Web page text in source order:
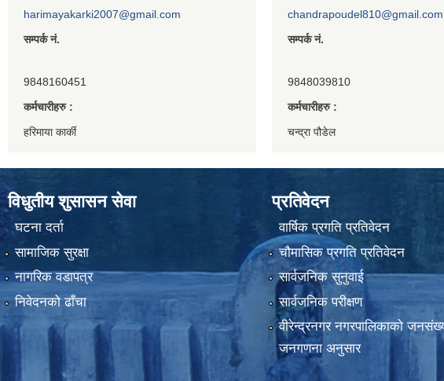
harimayakarki2007@gmail.com
सम्पर्क नं.
9848160451
कर्मचारीहरु :
हरिमाया कार्की
chandrapoudel810@gmail.com
सम्पर्क नं.
9848039810
कर्मचारीहरु :
चन्द्रा पौडेल
विधुतीय शुसासन सेवा
घटना दर्ता
सामाजिक सुरक्षा
नागरिक वडापत्र
निवेदनको ढाँचा
प्रतिवेदन
वार्षिक प्रगति प्रतिवेदन
चौमासिक प्रगति प्रतिवेदन
सार्वजनिक सुनुवाई
सार्वजनिक परीक्षण
वीरेन्द्रनगर नगरपालिकाकाे
जनगणना अनुसार